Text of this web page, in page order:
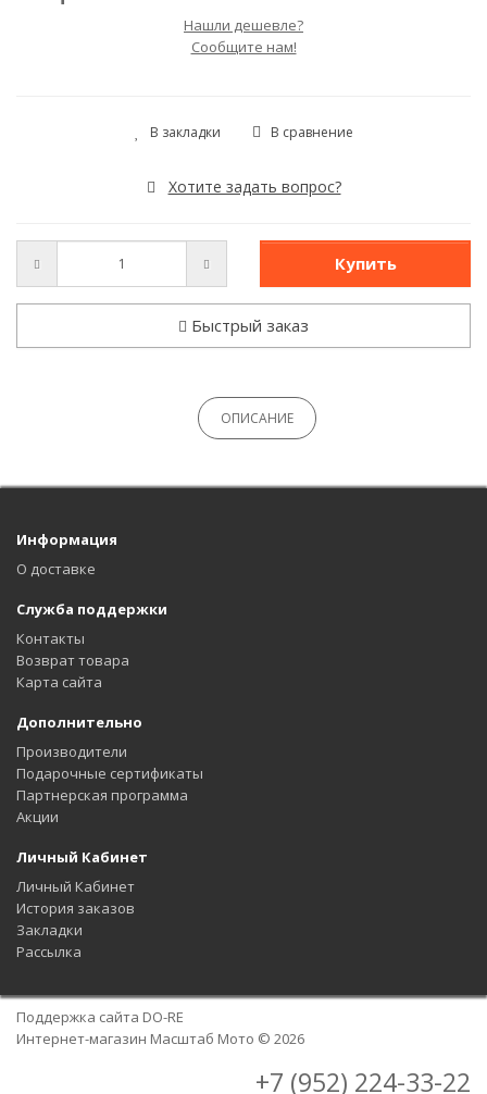
Нашли дешевле?
Сообщите нам!
В закладки В сравнение
Хотите задать вопрос?
Купить
Быстрый заказ
ОПИСАНИЕ
Информация
О доставке
Служба поддержки
Контакты
Возврат товара
Карта сайта
Дополнительно
Производители
Подарочные сертификаты
Партнерская программа
Акции
Личный Кабинет
Личный Кабинет
История заказов
Закладки
Рассылка
Поддержка сайта DO-RE
Интернет-магазин Масштаб Мото © 2026
+7 (952) 224-33-22